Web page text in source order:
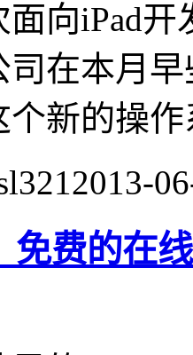
面向iPad
司在本月
个新的操作
2013-
免费的在